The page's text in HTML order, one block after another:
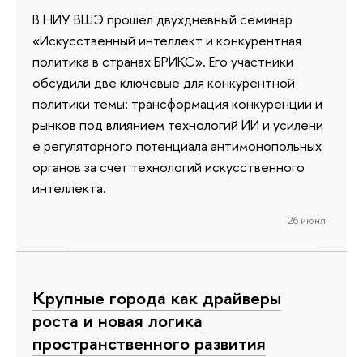
В НИУ ВШЭ прошел двухдневный семинар
«Искусственный интеллект и конкурентная
политика в странах БРИКС». Его участники
обсудили две ключевые для конкурентной
политики темы: трансформация конкуренции и
рынков под влиянием технологий ИИ и усилени
е регуляторного потенциала антимонопольных
органов за счет технологий искусственного
интеллекта.
26 июня
Крупные города как драйверы
роста и новая логика
пространственного развития